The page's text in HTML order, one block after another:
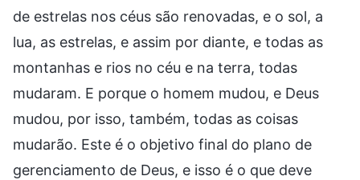
de estrelas nos céus são renovadas, e o sol, a
lua, as estrelas, e assim por diante, e todas as
montanhas e rios no céu e na terra, todas
mudaram. E porque o homem mudou, e Deus
mudou, por isso, também, todas as coisas
mudarão. Este é o objetivo final do plano de
gerenciamento de Deus, e isso é o que deve